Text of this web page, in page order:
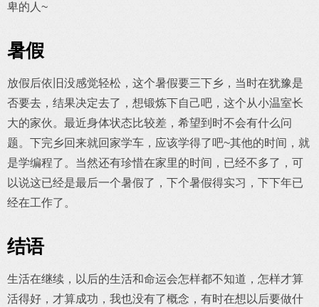
卑的人~
暑假
放假后依旧没感觉轻松，这个暑假要三下乡，当时在犹豫是
否要去，结果决定去了，想锻炼下自己吧，这个从小温室长
大的家伙。最近身体状态比较差，希望到时不会有什么问
题。下完乡回来就回家学车，应该学得了吧~其他的时间，就
是学编程了。当然还有珍惜在家里的时间，已经不多了，可
以说这已经是最后一个暑假了，下个暑假得实习，下下年已
经在工作了。
结语
生活在继续，以后的生活和命运会怎样都不知道，怎样才算
活得好，才算成功，我也没有了概念，有时在想以后要做什